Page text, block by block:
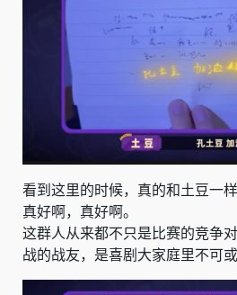
看到这里的时候，真的和土豆一样
真好啊，真好啊。
这群人从来都不只是比赛的竞争
战的战友，是喜剧大家庭里不可